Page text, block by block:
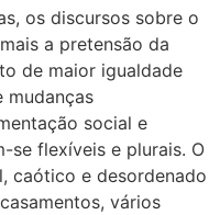
os discursos sobre o
a pretensão da
de maior igualdade
mudanças
social e
se flexíveis e plurais. O
caótico e desordenado
vários